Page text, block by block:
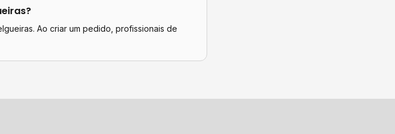
?
Ao criar um pedido, profissionais de